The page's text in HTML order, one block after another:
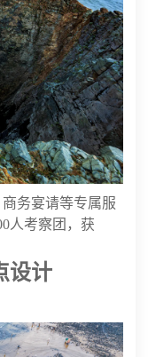
务宴请等专属服
人考察团，获
设计